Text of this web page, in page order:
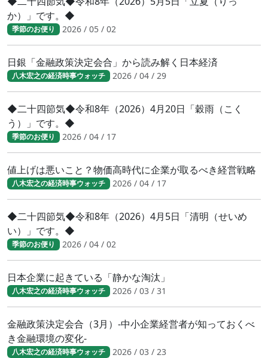
か）」です。◆
季節のお便り 2026 / 05 / 02
日銀「金融政策決定会合」から読み解く日本経済
八木宏之の経済時事ウォッチ 2026 / 04 / 29
◆二十四節気◆令和8年（2026）4月20日「穀雨（こく
う）」です。◆
季節のお便り 2026 / 04 / 17
値上げは悪いこと？物価高時代に企業が取るべき経営戦略
八木宏之の経済時事ウォッチ 2026 / 04 / 17
◆二十四節気◆令和8年（2026）4月5日「清明（せいめ
い）」です。◆
季節のお便り 2026 / 04 / 02
日本企業に起きている「静かな淘汰」
八木宏之の経済時事ウォッチ 2026 / 03 / 31
金融政策決定会合（3月）-中小企業経営者が知っておくべ
き金融環境の変化-
八木宏之の経済時事ウォッチ 2026 / 03 / 23